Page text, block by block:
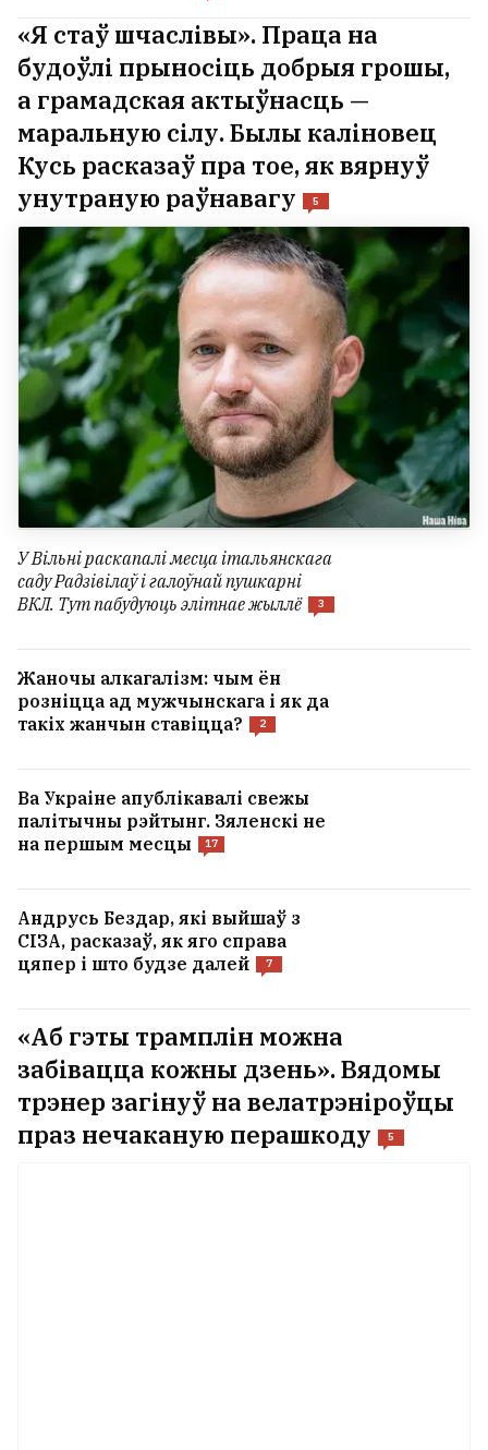
«Я стаў шчаслівы». Праца на
будоўлі прыносіць добрыя грошы,
а грамадская актыўнасць —
маральную сілу. Былы каліновец
Кусь расказаў пра тое, як вярнуў
унутраную раўнавагу
5
У Вільні раскапалі месца італьянскага
саду Радзівілаў і галоўнай пушкарні
ВКЛ. Тут пабудуюць элітнае жыллё
3
Жаночы алкагалізм: чым ён
розніцца ад мужчынскага і як да
такіх жанчын ставіцца?
2
Ва Украіне апублікавалі свежы
палітычны рэйтынг. Зяленскі не
на першым месцы
17
Андрусь Бездар, які выйшаў з
СІЗА, расказаў, як яго справа
цяпер і што будзе далей
7
«Аб гэты трамплін можна
забівацца кожны дзень». Вядомы
трэнер загінуў на велатрэніроўцы
праз нечаканую перашкоду
5